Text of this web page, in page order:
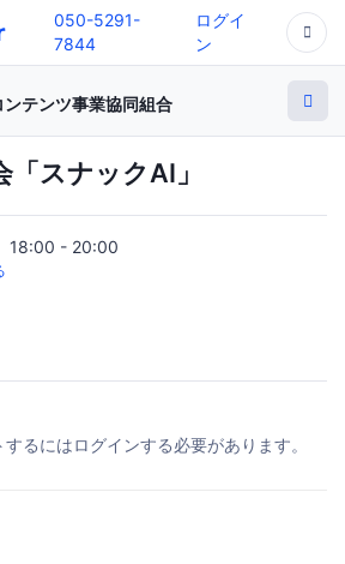
050-5291-
7844
ログイ
ン
テンツ事業協同組合
スナックAI」
18:00 - 20:00
するにはログインする必要があります。